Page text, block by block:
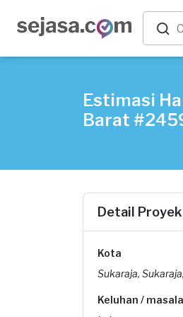
Estimasi
Barat
Detail Proyek
Kota
Sukaraja,
Keluhan /